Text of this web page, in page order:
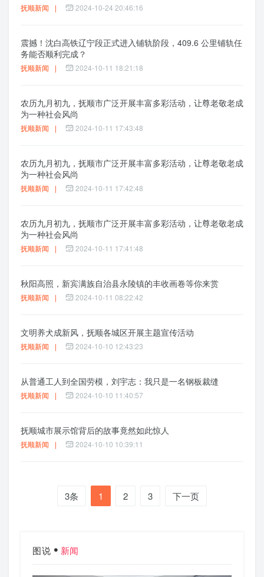
抚顺新闻 | 2024-10-24 20:46:16
震撼！沈白高铁辽宁段正式进入铺轨阶段，409.6 公里铺轨任
务能否顺利完成？
抚顺新闻 | 2024-10-11 18:21:18
农历九月初九，抚顺市广泛开展丰富多彩活动，让尊老敬老成
为一种社会风尚
抚顺新闻 | 2024-10-11 17:43:48
农历九月初九，抚顺市广泛开展丰富多彩活动，让尊老敬老成
为一种社会风尚
抚顺新闻 | 2024-10-11 17:42:48
农历九月初九，抚顺市广泛开展丰富多彩活动，让尊老敬老成
为一种社会风尚
抚顺新闻 | 2024-10-11 17:41:48
秋阳高照，新宾满族自治县永陵镇的丰收画卷等你来赏
抚顺新闻 | 2024-10-11 08:22:42
文明养犬成新风，抚顺各城区开展主题宣传活动
抚顺新闻 | 2024-10-10 12:43:23
从普通工人到全国劳模，刘宇志：我只是一名钢板裁缝
抚顺新闻 | 2024-10-10 11:40:57
抚顺城市展示馆背后的故事竟然如此惊人
抚顺新闻 | 2024-10-10 10:39:11
3条 1 2 3 下一页
图说 新闻